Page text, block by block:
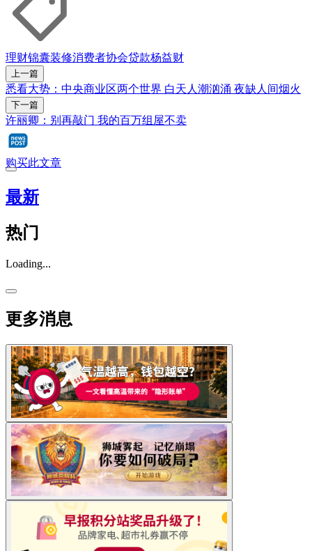
理财锦囊装修消费者协会贷款杨益财
上一篇
悉看大势：中央商业区两个世界 白天人潮汹涌 夜缺人间烟火
下一篇
许丽卿：别再敲门 我的百万组屋不卖
购买此文章
最新
热门
Loading...
更多消息